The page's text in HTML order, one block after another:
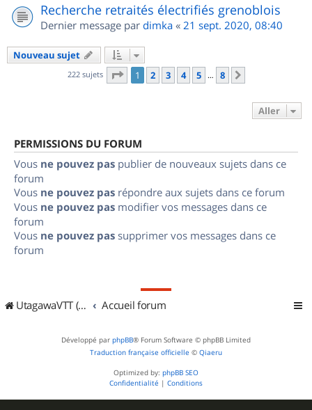
Recherche retraités électrifiés grenoblois
Dernier message par dimka « 21 sept. 2020, 08:40
Nouveau sujet
222 sujets Page 1sur
1 2 3 4 5 … 8
Aller
PERMISSIONS DU FORUM
Vous ne pouvez pas publier de nouveaux sujets dans ce
forum
Vous ne pouvez pas répondre aux sujets dans ce forum
Vous ne pouvez pas modifier vos messages dans ce
forum
Vous ne pouvez pas supprimer vos messages dans ce
forum
UtagawaVTT (Randos VTT et VTTAE avec traces GPS) Accueil forum
Développé par phpBB® Forum Software © phpBB Limited
Traduction française officielle © Qiaeru
Optimized by: phpBB SEO
Confidentialité | Conditions